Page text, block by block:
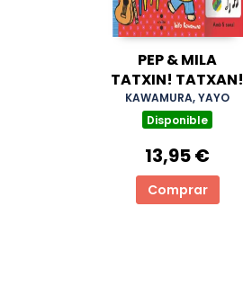
PEP & MILA
TATXIN! TATXAN!
KAWAMURA, YAYO
Disponible
13,95 €
Comprar